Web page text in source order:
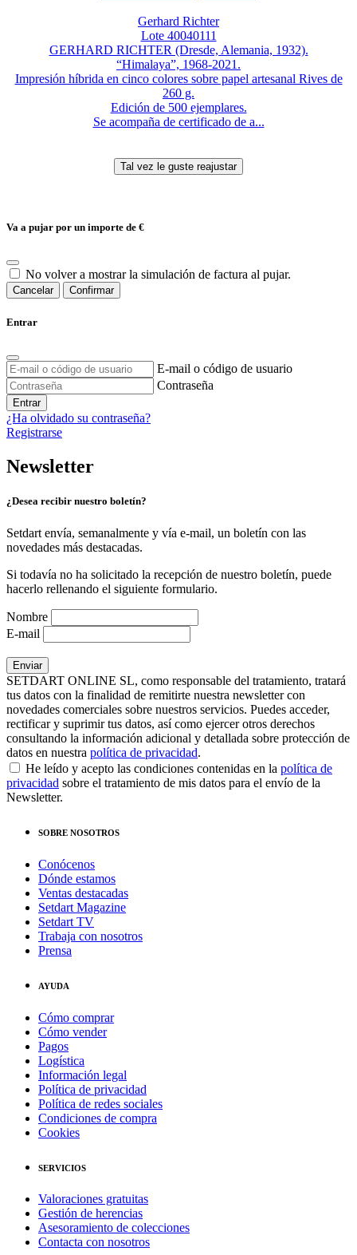
Gerhard Richter
Lote 40040111
GERHARD RICHTER (Dresde, Alemania, 1932).
“Himalaya”, 1968-2021.
Impresión híbrida en cinco colores sobre papel artesanal Rives de
260 g.
Edición de 500 ejemplares.
Se acompaña de certificado de a...
Va a pujar por un importe de €
No volver a mostrar la simulación de factura al pujar.
Cancelar Confirmar
Entrar
E-mail o código de usuario
Contraseña
Entrar
¿Ha olvidado su contraseña?
Registrarse
Newsletter
¿Desea recibir nuestro boletín?
Setdart envía, semanalmente y vía e-mail, un boletín con las
novedades más destacadas.
Si todavía no ha solicitado la recepción de nuestro boletín, puede
hacerlo rellenando el siguiente formulario.
Nombre
E-mail
SETDART ONLINE SL, como responsable del tratamiento, tratará
tus datos con la finalidad de remitirte nuestra newsletter con
novedades comerciales sobre nuestros servicios. Puedes acceder,
rectificar y suprimir tus datos, así como ejercer otros derechos
consultando la información adicional y detallada sobre protección de
datos en nuestra política de privacidad.
He leído y acepto las condiciones contenidas en la política de
privacidad sobre el tratamiento de mis datos para el envío de la
Newsletter.
SOBRE NOSOTROS
Conócenos
Dónde estamos
Ventas destacadas
Setdart Magazine
Setdart TV
Trabaja con nosotros
Prensa
AYUDA
Cómo comprar
Cómo vender
Pagos
Logística
Información legal
Política de privacidad
Política de redes sociales
Condiciones de compra
Cookies
SERVICIOS
Valoraciones gratuitas
Gestión de herencias
Asesoramiento de colecciones
Contacta con nosotros